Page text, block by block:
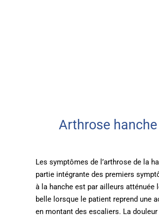
Arthrose
Les symptômes de l’arthrose de la
partie intégrante des premiers
à la hanche est par ailleurs atténuée
belle lorsque le patient reprend une
en montant des escaliers. La